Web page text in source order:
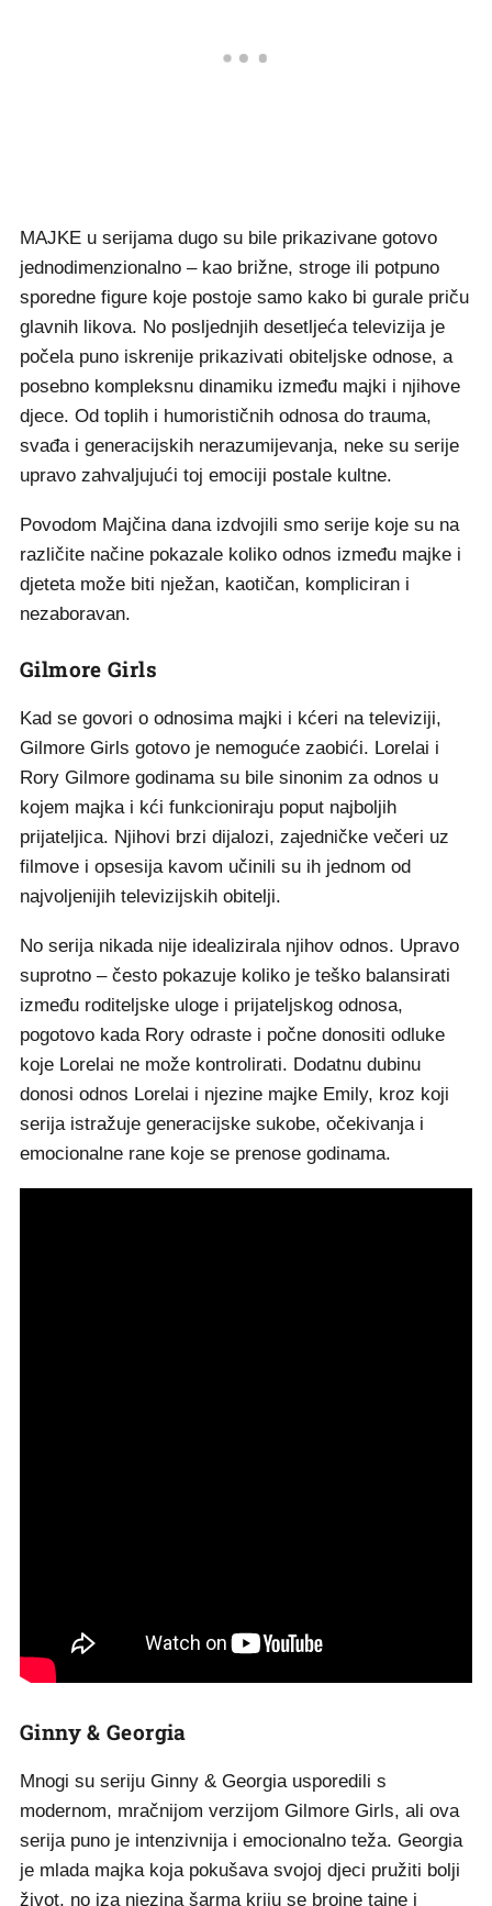
MAJKE u serijama dugo su bile prikazivane gotovo
jednodimenzionalno – kao brižne, stroge ili potpuno
sporedne figure koje postoje samo kako bi gurale priču
glavnih likova. No posljednjih desetljeća televizija je
počela puno iskrenije prikazivati obiteljske odnose, a
posebno kompleksnu dinamiku između majki i njihove
djece. Od toplih i humorističnih odnosa do trauma,
svađa i generacijskih nerazumijevanja, neke su serije
upravo zahvaljujući toj emociji postale kultne.
Povodom Majčina dana izdvojili smo serije koje su na
različite načine pokazale koliko odnos između majke i
djeteta može biti nježan, kaotičan, kompliciran i
nezaboravan.
Gilmore Girls
Kad se govori o odnosima majki i kćeri na televiziji,
Gilmore Girls gotovo je nemoguće zaobići. Lorelai i
Rory Gilmore godinama su bile sinonim za odnos u
kojem majka i kći funkcioniraju poput najboljih
prijateljica. Njihovi brzi dijalozi, zajedničke večeri uz
filmove i opsesija kavom učinili su ih jednom od
najvoljenijih televizijskih obitelji.
No serija nikada nije idealizirala njihov odnos. Upravo
suprotno – često pokazuje koliko je teško balansirati
između roditeljske uloge i prijateljskog odnosa,
pogotovo kada Rory odraste i počne donositi odluke
koje Lorelai ne može kontrolirati. Dodatnu dubinu
donosi odnos Lorelai i njezine majke Emily, kroz koji
serija istražuje generacijske sukobe, očekivanja i
emocionalne rane koje se prenose godinama.
Ginny & Georgia
Mnogi su seriju Ginny & Georgia usporedili s
modernom, mračnijom verzijom Gilmore Girls, ali ova
serija puno je intenzivnija i emocionalno teža. Georgia
je mlada majka koja pokušava svojoj djeci pružiti bolji
život, no iza njezina šarma kriju se brojne tajne i